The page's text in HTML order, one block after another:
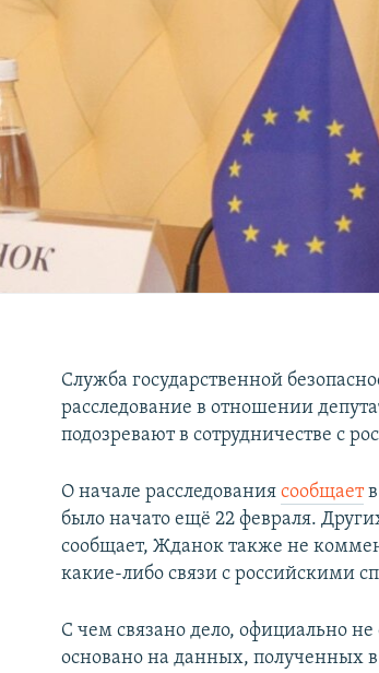
Служба государственной
расследование в отношении
подозревают в сотрудничестве с
О начале расследованиясообщаетв
было начато ещё 22 февраля.
сообщает, Жданок также не
какие-либо связи с российскими
С чем связано дело, официально
основано на данных, полученных в